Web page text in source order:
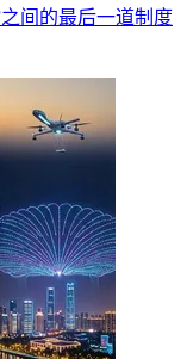
间的最后一道制度